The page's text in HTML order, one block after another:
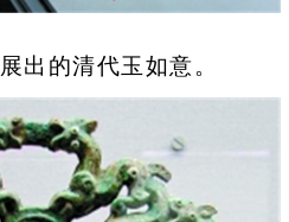
出的清代玉如意。